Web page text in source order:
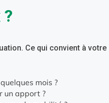
Ce qui convient à votre
mois ?
un apport ?